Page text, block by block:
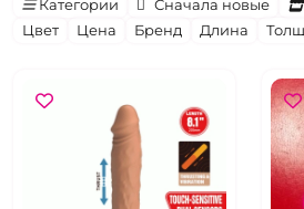
Категории Сначала новые
Цвет
Цена Бренд Длина